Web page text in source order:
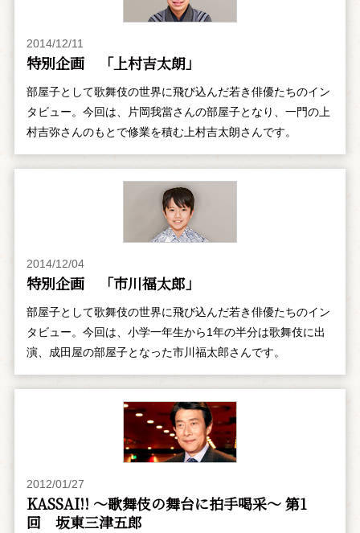
2014/12/11
特別企画 「上村吉太朗」
部屋子として歌舞伎の世界に飛び込んだ若き俳優たちのイン
タビュー。今回は、片岡我當さんの部屋子となり、一門の上
村吉弥さんのもとで修業を積む上村吉太朗さんです。
2014/12/04
特別企画 「市川福太郎」
部屋子として歌舞伎の世界に飛び込んだ若き俳優たちのイン
タビュー。今回は、小学一年生から1年の半分は歌舞伎に出
演、成田屋の部屋子となった市川福太郎さんです。
2012/01/27
KASSAI!! ～歌舞伎の舞台に拍手喝采～ 第1
回 坂東三津五郎